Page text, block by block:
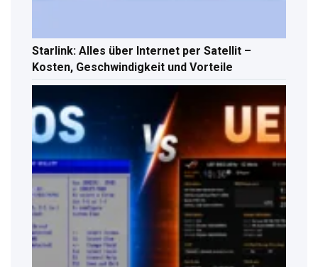
Starlink: Alles über Internet per Satellit –
Kosten, Geschwindigkeit und Vorteile